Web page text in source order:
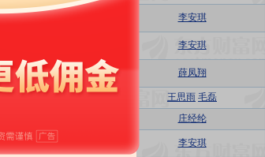
行业研报 李安琪
李安琪
行业研报 乘用车 薛凤翔
王思雨 毛磊
庄经纶
行业研报 李安琪